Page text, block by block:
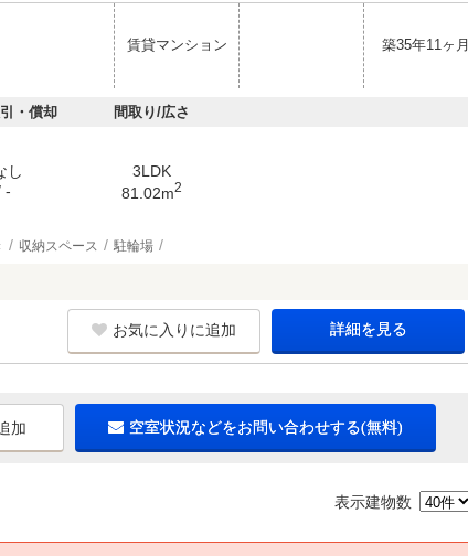
賃貸マンション 築35年11ヶ月
・償却 間取り/広さ
し
-
3LDK
81.02m2
収納スペース 駐輪場
お気に入りに追加 詳細を見る
加 空室状況などをお問い合わせする(無料)
表示建物数